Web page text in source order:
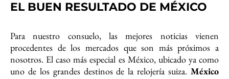
EL BUEN RESULTADO DE MÉXICO
Para nuestro consuelo, las mejores noticias vienen
procedentes de los mercados que son más próximos a
nosotros. El caso más especial es México, ubicado ya como
uno de los grandes destinos de la relojería suiza. México